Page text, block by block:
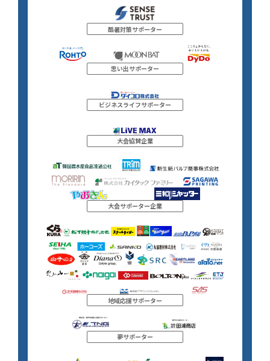
酷暑対策サポーター
思い出サポーター
ビジネスライフサポーター
大会協賛企業
大会サポーター企業
地域応援サポーター
夢サポーター